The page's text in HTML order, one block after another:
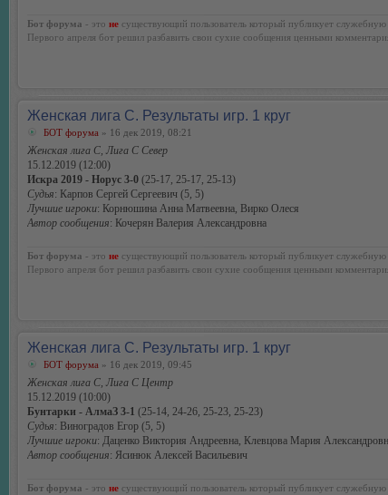
Бот форума - это не существующий пользователь который публикует
Первого апреля бот решил разбавить свои сухие сообщения ценными
Женская лига С. Результаты игр. 1 круг
БОТ форума » 16 дек 2019, 08:21
Женская лига С, Лига С Север
15.12.2019 (12:00)
Искра 2019 - Норус 3-0 (25-17, 25-17, 25-13)
Судья: Карпов Сергей Сергеевич (5, 5)
Лучшие игроки: Корнюшина Анна Матвеевна, Вирко Олеся
Автор сообщения: Кочерян Валерия Александровна
Бот форума - это не существующий пользователь который публикует
Первого апреля бот решил разбавить свои сухие сообщения ценными
Женская лига С. Результаты игр. 1 круг
БОТ форума » 16 дек 2019, 09:45
Женская лига С, Лига С Центр
15.12.2019 (10:00)
Бунтарки - АлмаЗ 3-1 (25-14, 24-26, 25-23, 25-23)
Судья: Виноградов Егор (5, 5)
Лучшие игроки: Даценко Виктория Андреевна, Клевцова Мария
Автор сообщения: Ясинюк Алексей Васильевич
Бот форума - это не существующий пользователь который публикует